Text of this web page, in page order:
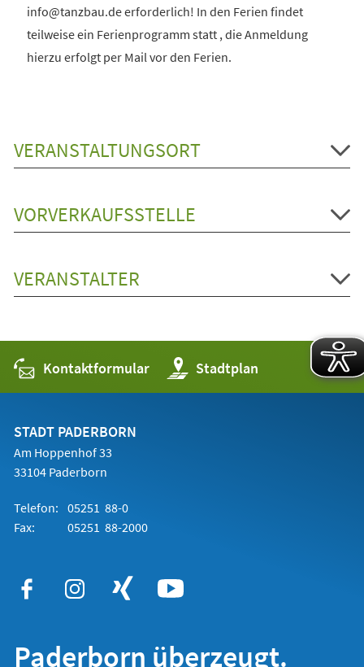
info@tanzbau.de erforderlich! In den Ferien findet
teilweise ein Ferienprogramm statt , die Anmeldung
hierzu erfolgt per Mail vor den Ferien.
VERANSTALTUNGSORT
VORVERKAUFSSTELLE
VERANSTALTER
Kontaktformular Stadtplan
(Öffnet
in
einem
STADT PADERBORN
Am Hoppenhof 33
33104 Paderborn
Telefon: 05251 88-0
Fax:
05251 88-2000
Paderborn überzeugt.